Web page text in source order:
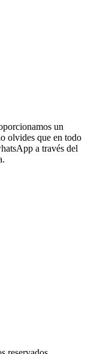
un
olvides que en todo
a través del